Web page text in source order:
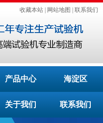
收藏本站 网站地图 联系我们
产品中心 海淀区
关于我们 联系我们